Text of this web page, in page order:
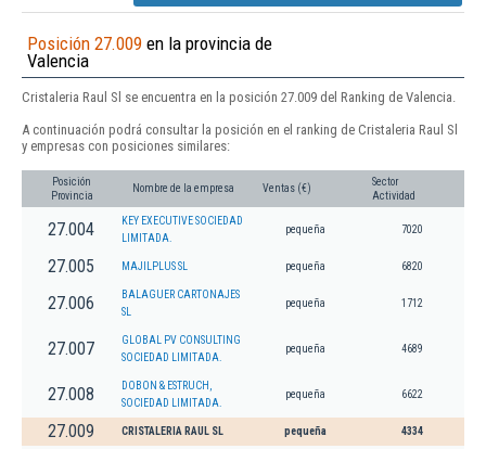
Posición 27.009 en la provincia de
Valencia
Cristaleria Raul Sl se encuentra en la posición 27.009 del Ranking de Valencia.
A continuación podrá consultar la posición en el ranking de Cristaleria Raul Sl
y empresas con posiciones similares:
Posición
Provincia
Nombre de la empresa Ventas (€)
Sector
Actividad
27.004
KEY EXECUTIVE SOCIEDAD
LIMITADA.
pequeña 7020
27.005 MAJILPLUS SL pequeña 6820
27.006
BALAGUER CARTONAJES
SL
pequeña 1712
27.007
GLOBAL PV CONSULTING
SOCIEDAD LIMITADA.
pequeña 4689
27.008
DOBON & ESTRUCH,
SOCIEDAD LIMITADA.
pequeña 6622
27.009 CRISTALERIA RAUL SL pequeña 4334